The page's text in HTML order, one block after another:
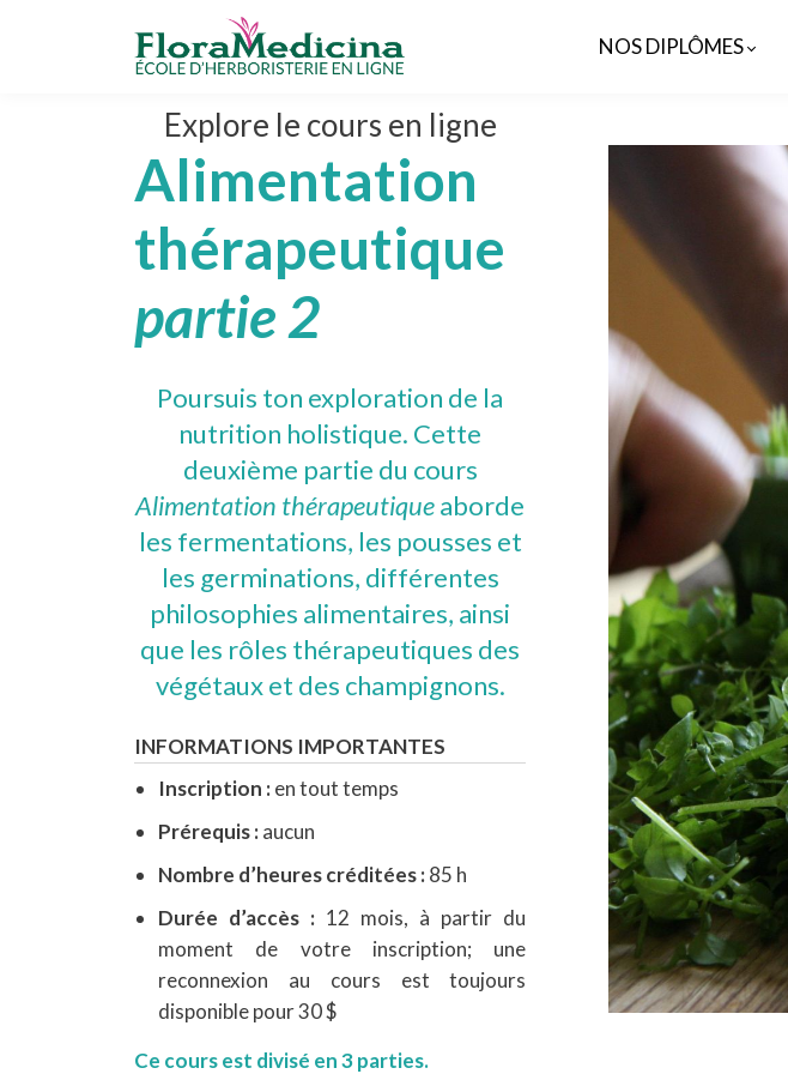
NOS DIPLÔMES
Explore le cours en ligne
Alimentation
thérapeutique
partie 2
Poursuis ton exploration de la
nutrition holistique. Cette
deuxième partie du cours
Alimentation thérapeutiqueaborde
les fermentations, les pousses et
les germinations, différentes
philosophies alimentaires, ainsi
que les rôles thérapeutiques des
végétaux et des champignons.
INFORMATIONS IMPORTANTES
Inscription :en tout temps
Prérequis :aucun
Nombre d’heures créditées :85 h
Durée d’accès : 12 mois, à partir du
moment de votre inscription; une
reconnexion au cours est toujours
disponible pour 30 $
Ce cours est divisé en 3 parties.